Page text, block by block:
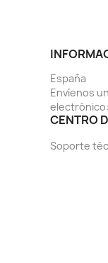
España
Envíenos
electrónico:
CENTRO
Soporte